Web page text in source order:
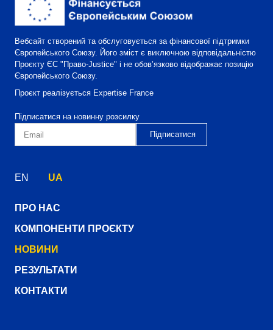
Вебсайт створений та обслуговується за фінансової підтримки
Європейського Союзу. Його зміст є виключною відповідальністю
Проєкту ЄС "Право-Justice" і не обов’язково відображає позицію
Європейського Союзу.
Проєкт реалізується Expertise France
Підписатися на новинну розсилку
EN UA
ПРО НАС
КОМПОНЕНТИ ПРОЄКТУ
НОВИНИ
РЕЗУЛЬТАТИ
КОНТАКТИ